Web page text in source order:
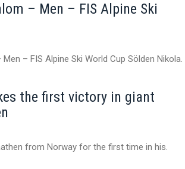
– Men – FIS Alpine Ski
– FIS Alpine Ski World Cup Sölden Nikola.
the first victory in giant
from Norway for the first time in his.